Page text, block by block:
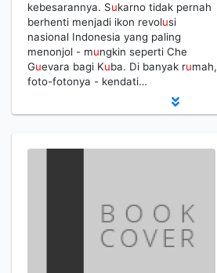
kebesarannya. Sukarno tidak pernah
berhenti menjadi ikon revolusi
nasional Indonesia yang paling
menonjol - mungkin seperti Che
Guevara bagi Kuba. Di banyak rumah,
foto-fotonya - kendati…